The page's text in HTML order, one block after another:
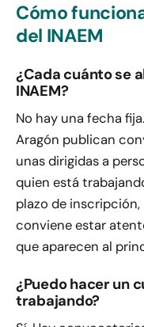
Cómo
del INAEM
¿Cada cuánto se
INAEM?
No hay una fecha
Aragón publican
unas dirigidas a
quien está
plazo de
conviene estar
que aparecen al
¿Puedo hacer un
trabajando?